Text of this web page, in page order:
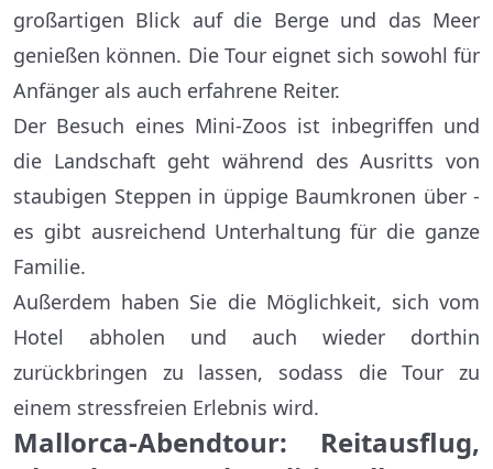
großartigen Blick auf die Berge und das Meer
genießen können. Die Tour eignet sich sowohl für
Anfänger als auch erfahrene Reiter.
Der Besuch eines Mini-Zoos ist inbegriffen und
die Landschaft geht während des Ausritts von
staubigen Steppen in üppige Baumkronen über -
es gibt ausreichend Unterhaltung für die ganze
Familie.
Außerdem haben Sie die Möglichkeit, sich vom
Hotel abholen und auch wieder dorthin
zurückbringen zu lassen, sodass die Tour zu
einem stressfreien Erlebnis wird.
Mallorca-Abendtour: Reitausflug,